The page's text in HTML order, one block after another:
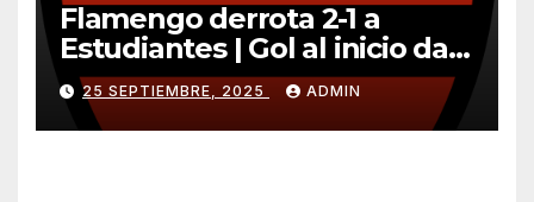
Flamengo derrota 2-1 a
Estudiantes | Gol al inicio da
ventaja importante
25 SEPTIEMBRE, 2025 ADMIN